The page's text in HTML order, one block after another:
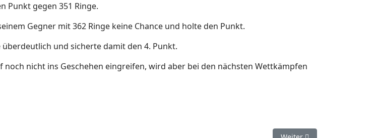
Punkt gegen 351 Ringe.
Gegner mit 362 Ringe keine Chance und holte den Punkt.
und sicherte damit den 4. Punkt.
nicht ins Geschehen eingreifen, wird aber bei den nächsten Wettkämpfen